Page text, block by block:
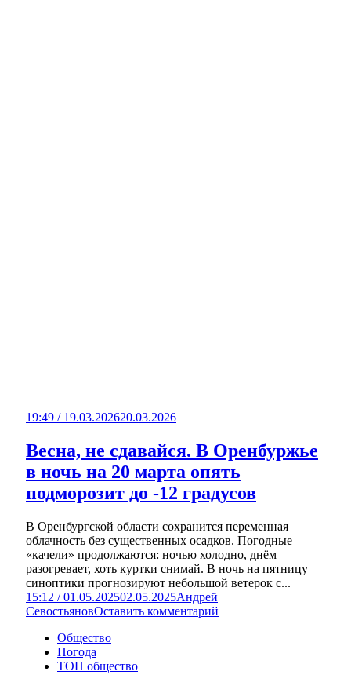
19:49 / 19.03.202620.03.2026
Весна, не сдавайся. В Оренбуржье
в ночь на 20 марта опять
подморозит до -12 градусов
В Оренбургской области сохранится переменная
облачность без существенных осадков. Погодные
«качели» продолжаются: ночью холодно, днём
разогревает, хоть куртки снимай. В ночь на пятницу
синоптики прогнозируют небольшой ветерок с...
15:12 / 01.05.202502.05.2025Андрей
СевостьяновОставить комментарий
Общество
Погода
ТОП общество